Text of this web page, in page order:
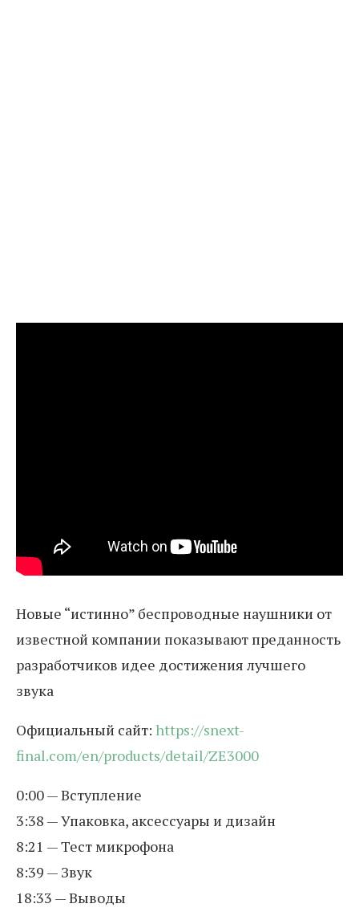
Новые “истинно” беспроводные наушники от
известной компании показывают преданность
разработчиков идее достижения лучшего
звука
Официальный сайт: https://snext-
final.com/en/products/detail/ZE3000
0:00 — Вступление
3:38 — Упаковка, аксессуары и дизайн
8:21 — Тест микрофона
8:39 — Звук
18:33 — Выводы